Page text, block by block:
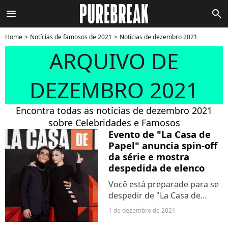
menu search
Home Notícias de famosos de 2021 Notícias de dezembro 2021
ARQUIVO DE
DEZEMBRO 2021
Encontra todas as notícias de dezembro 2021
sobre Celebridades e Famosos
Evento de "La Casa de
Papel" anuncia spin-off
da série e mostra
despedida de elenco
Você está preparade para se
despedir de "La Casa de
Papel"? Os últimos episódios
1 de dezembro de 2021